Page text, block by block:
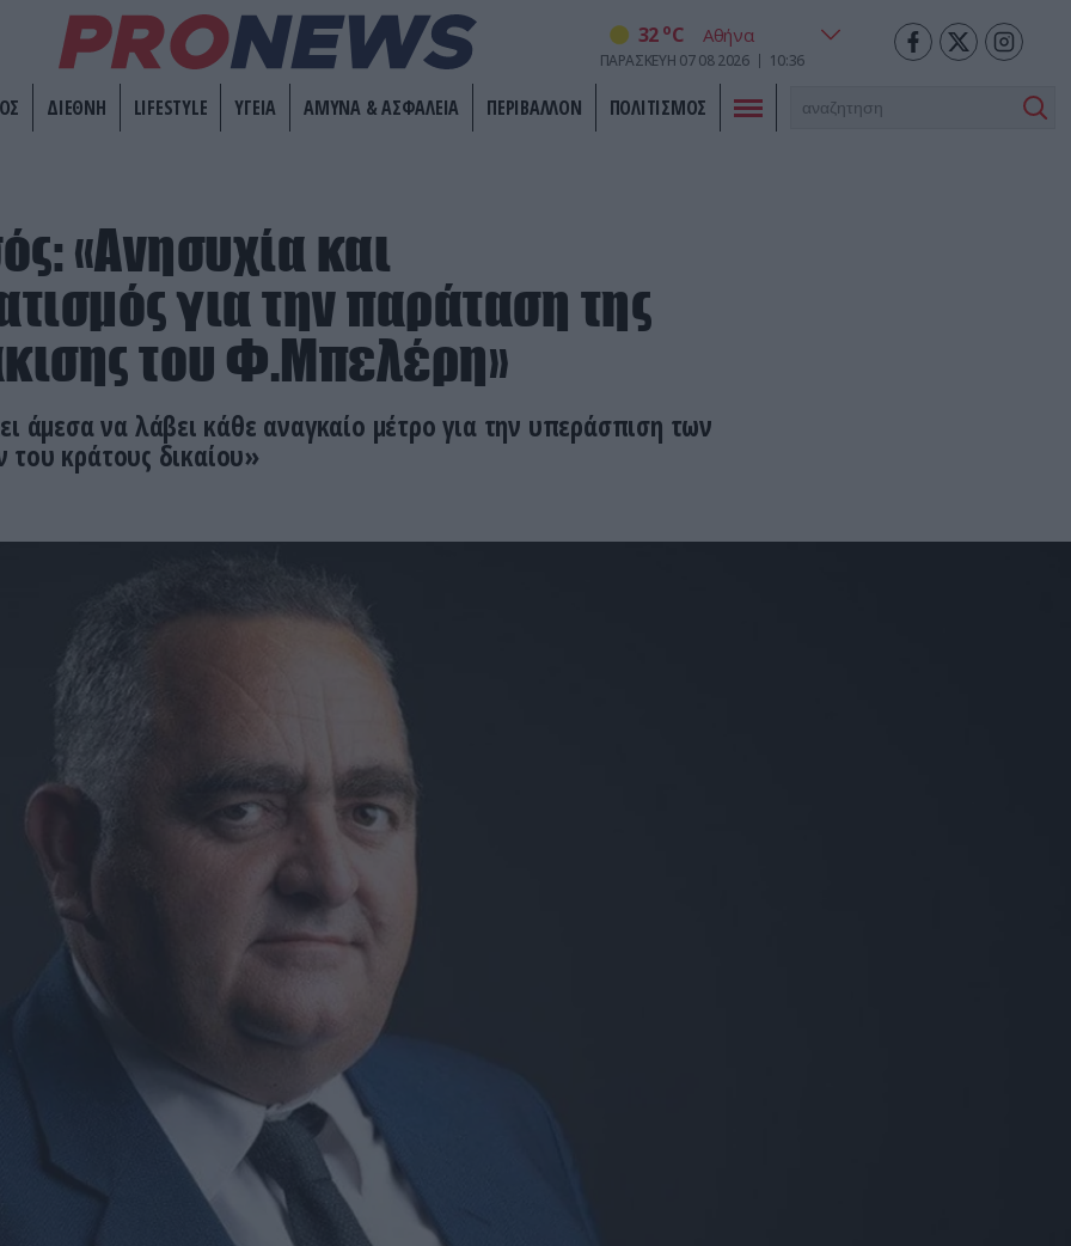
32 oC
ΠΑΡΑΣΚΕΥΗ 07 08 2026 10:36
ΔΙΕΘΝΗ LIFESTYLE ΥΓΕΙΑ ΑΜΥΝΑ & ΑΣΦΑΛΕΙΑ ΠΕΡΙΒΑΛΛΟΝ ΠΟΛΙΤΙΣΜΟΣ
«Ανησυχία και
για την παράταση της
του Φ.Μπελέρη»
άμεσα να λάβει κάθε αναγκαίο μέτρο για την υπεράσπιση των
κράτους δικαίου»